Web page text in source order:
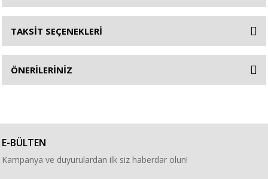
TAKSİT SEÇENEKLERİ
ÖNERİLERİNİZ
E-BÜLTEN
Kampanya ve duyurulardan ilk siz haberdar olun!